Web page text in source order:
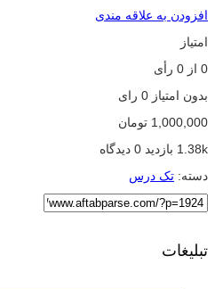
افزودن به علاقه مندی
امتیاز
0 از 0 رأی
بدون امتیاز 0 رای
1,000,000 تومان
1.38k بازدید
دسته: تک درس
تبلیغات